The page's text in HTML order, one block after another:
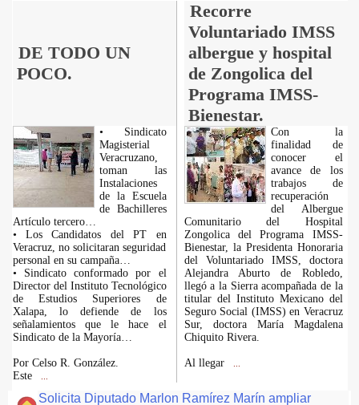
DE TODO UN
POCO.
Recorre
Voluntariado IMSS
albergue y hospital
de Zongolica del
Programa IMSS-
Bienestar.
• Sindicato
Magisterial
Veracruzano,
toman las
Instalaciones
de la Escuela
de Bachilleres
Artículo tercero…
• Los Candidatos del PT en
Veracruz, no solicitaran seguridad
personal en su campaña…
• Sindicato conformado por el
Director del Instituto Tecnológico
de Estudios Superiores de
Xalapa, lo defiende de los
señalamientos que le hace el
Sindicato de la Mayoría…
Por Celso R. González.
Este
Con la
finalidad de
conocer el
avance de los
trabajos de
recuperación
del Albergue
Comunitario del Hospital
Zongolica del Programa IMSS-
Bienestar, la Presidenta Honoraria
del Voluntariado IMSS, doctora
Alejandra Aburto de Robledo,
llegó a la Sierra acompañada de la
titular del Instituto Mexicano del
Seguro Social (IMSS) en Veracruz
Sur, doctora María Magdalena
Chiquito Rivera.
Al llegar
Solicita Diputado Marlon Ramírez Marín ampliar